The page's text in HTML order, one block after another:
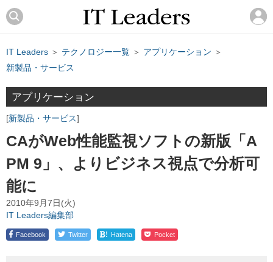
IT Leaders ＞ テクノロジー一覧 ＞ アプリケーション ＞
新製品・サービス
アプリケーション
新製品・サービス
CAがWeb性能監視ソフトの新版「A
PM 9」、よりビジネス視点で分析可
能に
2010年9月7日(火)
IT Leaders編集部
Facebook Twitter ! Hatena Pocket